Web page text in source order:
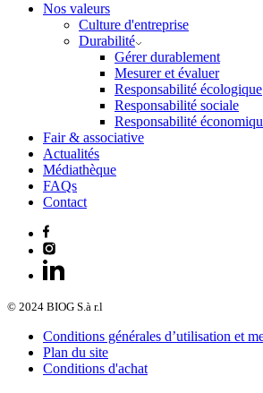
Nos valeurs
Culture d'entreprise
Durabilité
Gérer durablement
Mesurer et évaluer
Responsabilité écologique
Responsabilité sociale
Responsabilité
Fair & associative
Actualités
Médiathèque
FAQs
Contact
© 2024 BIOG S.à r.l
Conditions générales d’utilisation et
Plan du site
Conditions d'achat